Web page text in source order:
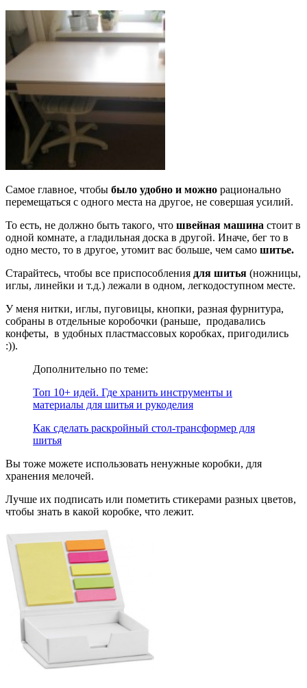
Самое главное, чтобы было удобно и можно рационально
перемещаться с одного места на другое, не совершая усилий.
То есть, не должно быть такого, что швейная машина стоит в
одной комнате, а гладильная доска в другой. Иначе, бег то в
одно место, то в другое, утомит вас больше, чем само шитье.
Старайтесь, чтобы все приспособления для шитья (ножницы,
иглы, линейки и т.д.) лежали в одном, легкодоступном месте.
У меня нитки, иглы, пуговицы, кнопки, разная фурнитура,
собраны в отдельные коробочки (раньше, продавались
конфеты, в удобных пластмассовых коробках, пригодились
:)).
Дополнительно по теме:
Топ 10+ идей. Где хранить инструменты и
материалы для шитья и рукоделия
Как сделать раскройный стол-трансформер для
шитья
Вы тоже можете использовать ненужные коробки, для
хранения мелочей.
Лучше их подписать или пометить стикерами разных цветов,
чтобы знать в какой коробке, что лежит.